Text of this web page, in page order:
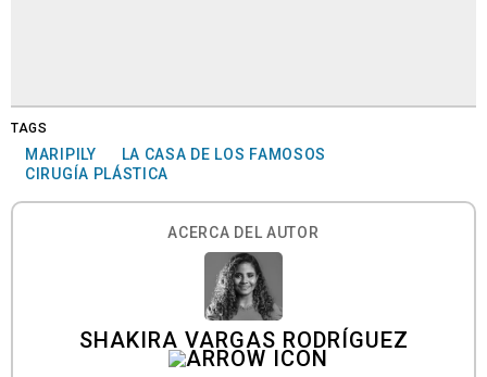
TAGS
MARIPILY
LA CASA DE LOS FAMOSOS
CIRUGÍA PLÁSTICA
ACERCA DEL AUTOR
SHAKIRA VARGAS RODRÍGUEZ